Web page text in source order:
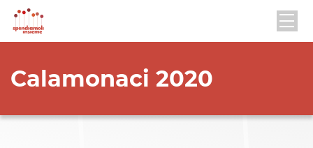
Calamonaci 2020